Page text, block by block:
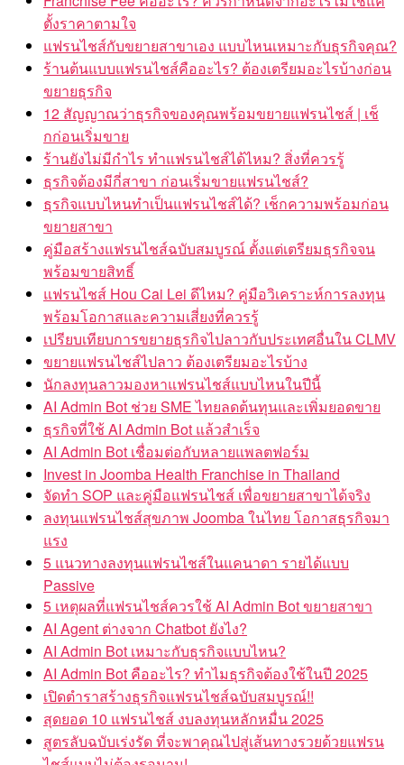
ตั้งราคาตามใจ
แฟรนไชส์กับขยายสาขาเอง แบบไหนเหมาะกับธุรกิจคุณ?
ร้านต้นแบบแฟรนไชส์คืออะไร? ต้องเตรียมอะไรบ้างก่อน
ขยายธุรกิจ
12 สัญญาณว่าธุรกิจของคุณพร้อมขยายแฟรนไชส์ | เช็
กก่อนเริ่มขาย
ร้านยังไม่มีกำไร ทำแฟรนไชส์ได้ไหม? สิ่งที่ควรรู้
ธุรกิจต้องมีกี่สาขา ก่อนเริ่มขายแฟรนไชส์?
ธุรกิจแบบไหนทำเป็นแฟรนไชส์ได้? เช็กความพร้อมก่อน
ขยายสาขา
คู่มือสร้างแฟรนไชส์ฉบับสมบูรณ์ ตั้งแต่เตรียมธุรกิจจน
พร้อมขายสิทธิ์
แฟรนไชส์ Hou Cai Lei ดีไหม? คู่มือวิเคราะห์การลงทุน
พร้อมโอกาสและความเสี่ยงที่ควรรู้
เปรียบเทียบการขยายธุรกิจไปลาวกับประเทศอื่นใน CLMV
ขยายแฟรนไชส์ไปลาว ต้องเตรียมอะไรบ้าง
นักลงทุนลาวมองหาแฟรนไชส์แบบไหนในปีนี้
AI Admin Bot ช่วย SME ไทยลดต้นทุนและเพิ่มยอดขาย
ธุรกิจที่ใช้ AI Admin Bot แล้วสำเร็จ
AI Admin Bot เชื่อมต่อกับหลายแพลตฟอร์ม
Invest in Joomba Health Franchise in Thailand
จัดทำ SOP และคู่มือแฟรนไชส์ เพื่อขยายสาขาได้จริง
ลงทุนแฟรนไชส์สุขภาพ Joomba ในไทย โอกาสธุรกิจมา
แรง
5 แนวทางลงทุนแฟรนไชส์ในแคนาดา รายได้แบบ
Passive
5 เหตุผลที่แฟรนไชส์ควรใช้ AI Admin Bot ขยายสาขา
AI Agent ต่างจาก Chatbot ยังไง?
AI Admin Bot เหมาะกับธุรกิจแบบไหน?
AI Admin Bot คืออะไร? ทำไมธุรกิจต้องใช้ในปี 2025
เปิดตำราสร้างธุรกิจแฟรนไชส์ฉบับสมบูรณ์!!
สุดยอด 10 แฟรนไชส์ งบลงทุนหลักหมื่น 2025
สูตรลับฉบับเร่งรัด ที่จะพาคุณไปสู่เส้นทางรวยด้วยแฟรน